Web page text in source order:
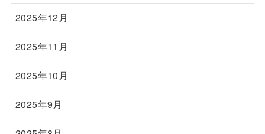
2025年12月
2025年11月
2025年10月
2025年9月